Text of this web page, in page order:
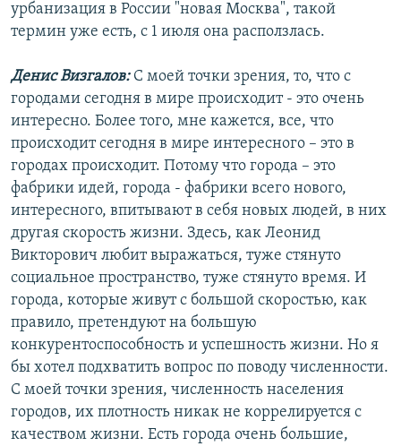
урбанизация в России "новая Москва", такой
термин уже есть, с 1 июля она расползлась.
Денис Визгалов:С моей точки зрения, то, что с
городами сегодня в мире происходит - это очень
интересно. Более того, мне кажется, все, что
происходит сегодня в мире интересного – это в
городах происходит. Потому что города – это
фабрики идей, города - фабрики всего нового,
интересного, впитывают в себя новых людей, в них
другая скорость жизни. Здесь, как Леонид
Викторович любит выражаться, туже стянуто
социальное пространство, туже стянуто время. И
города, которые живут с большой скоростью, как
правило, претендуют на большую
конкурентоспособность и успешность жизни. Но я
бы хотел подхватить вопрос по поводу численности.
С моей точки зрения, численность населения
городов, их плотность никак не коррелируется с
качеством жизни. Есть города очень большие,